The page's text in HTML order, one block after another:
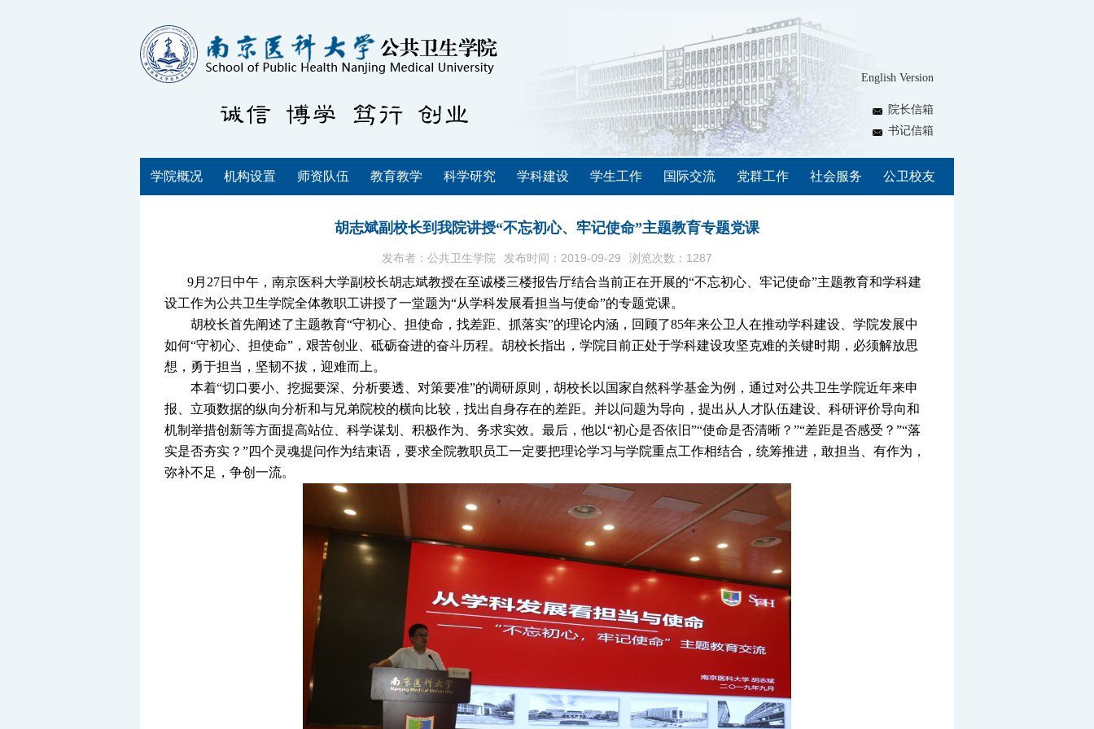
English Version
院长信箱
书记信箱
学院概况 机构设置 师资队伍 教育教学 科学研究 学科建设 学生工作 国际交流 党群工作 社会服务 公卫校友
胡志斌副校长到我院讲授“不忘初心、牢记使命”主题教育专题党课
发布者：公共卫生学院 发布时间：2019-09-29 浏览次数： 1287
9月 27日中午，南京医科大学副校长胡志斌教授在至诚楼三楼报告厅结合当前正在开展的“不忘初心、牢记使命”主题教育和学科建
设工作为公共卫生学院全体教职工讲授了一堂题为“从学科发展看担当与使命”的专题党课。
胡校长首先阐述了主题教育“守初心、担使命，找差距、抓落实”的理论内涵，回顾了85年来公卫人在推动学科建设、学院发展中
如何“守初心、担使命”，艰苦创业、砥砺奋进的奋斗历程。胡校长指出，学院目前正处于学科建设攻坚克难的关键时期，必须解放思
想，勇于担当，坚韧不拔，迎难而上。
本着“切口要小、挖掘要深、分析要透、对策要准”的调研原则，胡校长 以国家自然科学基金为例，通过对公共卫生学院近年来申
报、立项数据的纵向分析和与兄弟院校的横向比较，找出自身存在的差距。并以问题为导向，提出从人才队伍建设、科研评价导向和
机制举措创新等方面提高站位、科学谋划、积极作为、务求实效。最后，他以“初心是否依旧”“使命是否清晰？”“差距是否感受？”“落
实是否夯实？”四个灵魂提问作为结束语，要求全院教职员工一定要把理论学习与学院重点工作相结合，统筹推进，敢担当、有作为，
弥补不足，争创一流。